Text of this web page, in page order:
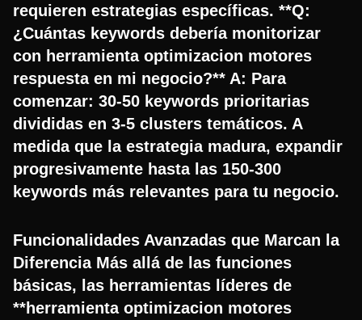
requieren estrategias específicas. **Q:
¿Cuántas keywords debería monitorizar
con herramienta optimizacion motores
respuesta en mi negocio?** A: Para
comenzar: 30-50 keywords prioritarias
divididas en 3-5 clusters temáticos. A
medida que la estrategia madura, expandir
progresivamente hasta las 150-300
keywords más relevantes para tu negocio.
Funcionalidades Avanzadas que Marcan la
Diferencia Más allá de las funciones
básicas, las herramientas líderes de
**herramienta optimizacion motores